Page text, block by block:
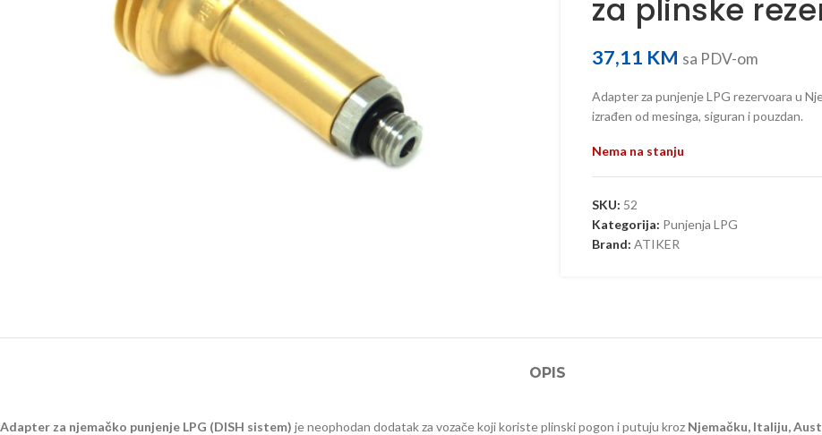
za plinske
37,11 KM sa PDV-om
Adapter za punjenje LPG rezervoara u
izrađen od mesinga, siguran i pouzdan.
Nema na stanju
SKU: 52
Kategorija: Punjenja LPG
Brand: ATIKER
OPIS
Adapter za njemačko punjenje LPG (DISH sistem) je neophodan dodatak za vozače koji koriste plinski pogon i putuju kroz Njemačku, Italiju,